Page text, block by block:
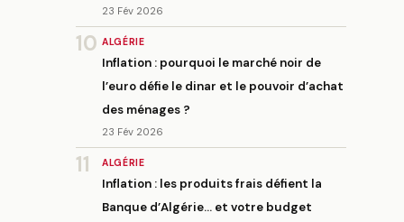
23 Fév 2026
10 ALGÉRIE
Inflation : pourquoi le marché noir de
l’euro défie le dinar et le pouvoir d’achat
des ménages ?
23 Fév 2026
11 ALGÉRIE
Inflation : les produits frais défient la
Banque d’Algérie… et votre budget